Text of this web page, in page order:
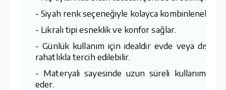
- Siyah renk seçeneğiyle kolayca kombinlenebilir.
- Likralı tipi esneklik ve konfor sağlar.
- Günlük kullanım için idealdir evde veya
rahatlıkla tercih edilebilir.
- Materyali sayesinde uzun süreli kullanım
eder.